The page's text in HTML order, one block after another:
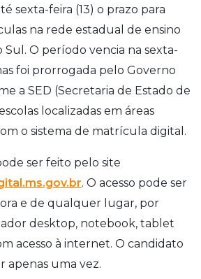
sexta-feira (13) o prazo para
na rede estadual de ensino
Sul. O período vencia na sexta-
foi prorrogada pelo Governo
a SED (Secretaria de Estado de
localizadas em áreas
o sistema de matrícula digital.
ser feito pelo site
. O acesso pode ser
e de qualquer lugar, por
desktop, notebook, tablet
acesso à internet. O candidato
apenas uma vez.